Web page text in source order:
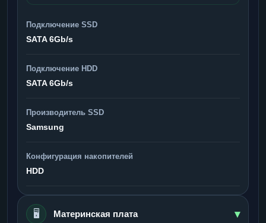
Подключение SSD
SATA 6Gb/s
Подключение HDD
SATA 6Gb/s
Производитель SSD
Samsung
Конфигурация накопителей
HDD
🖥️ Материнская плата ▾